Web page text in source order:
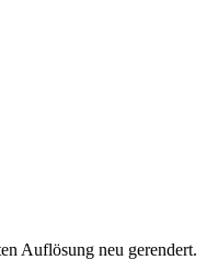
Auflösung neu gerendert.